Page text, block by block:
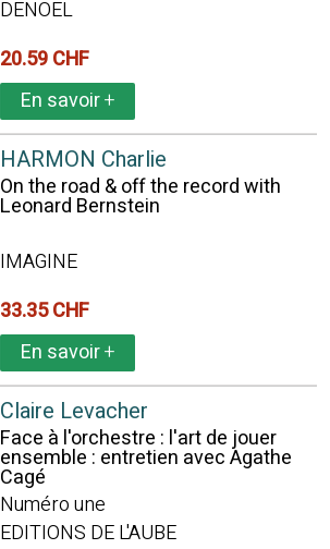
DENOEL
20.59 CHF
En savoir+
HARMON Charlie
On the road & off the record with
Leonard Bernstein
IMAGINE
33.35 CHF
En savoir+
Claire Levacher
Face à l'orchestre : l'art de jouer
ensemble : entretien avec Agathe
Cagé
Numéro une
EDITIONS DE L'AUBE